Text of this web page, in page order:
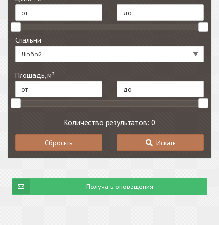
Спальни
Любой
Площадь, м²
Количество результатов: 0
Сбросить Искать
Получать оповещения